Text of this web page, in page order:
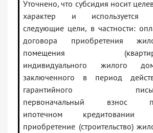
Уточнено, что субсидия носит
характер и используется
следующие цели, в частности:
договора приобретения
помещения
индивидуального жилого
заключенного в период
гарантийного
первоначальный взнос
ипотечном кредитовании
приобретение (строительство)